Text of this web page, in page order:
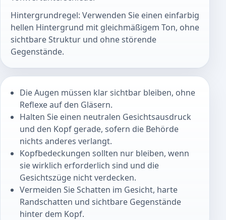
Hintergrundregel: Verwenden Sie einen einfarbig
hellen Hintergrund mit gleichmäßigem Ton, ohne
sichtbare Struktur und ohne störende
Gegenstände.
Die Augen müssen klar sichtbar bleiben, ohne
Reflexe auf den Gläsern.
Halten Sie einen neutralen Gesichtsausdruck
und den Kopf gerade, sofern die Behörde
nichts anderes verlangt.
Kopfbedeckungen sollten nur bleiben, wenn
sie wirklich erforderlich sind und die
Gesichtszüge nicht verdecken.
Vermeiden Sie Schatten im Gesicht, harte
Randschatten und sichtbare Gegenstände
hinter dem Kopf.